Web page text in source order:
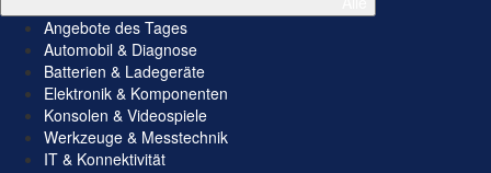
Angebote des Tages
Automobil & Diagnose
Batterien & Ladegeräte
Elektronik & Komponenten
Konsolen & Videospiele
Werkzeuge & Messtechnik
IT & Konnektivität